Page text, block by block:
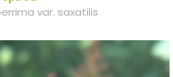
var. saxatilis